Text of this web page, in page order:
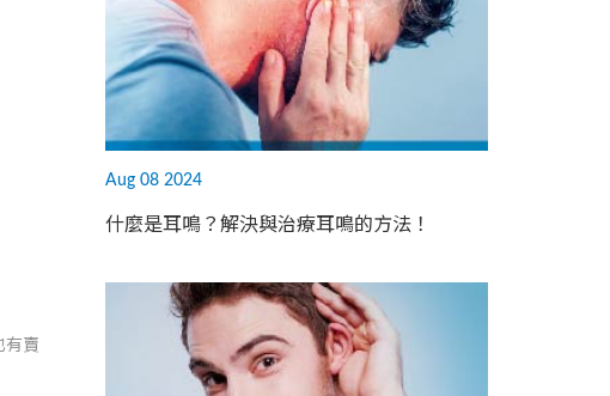
賣
Aug 08 2024
什麼是耳鳴？解決與治療耳鳴的方法！